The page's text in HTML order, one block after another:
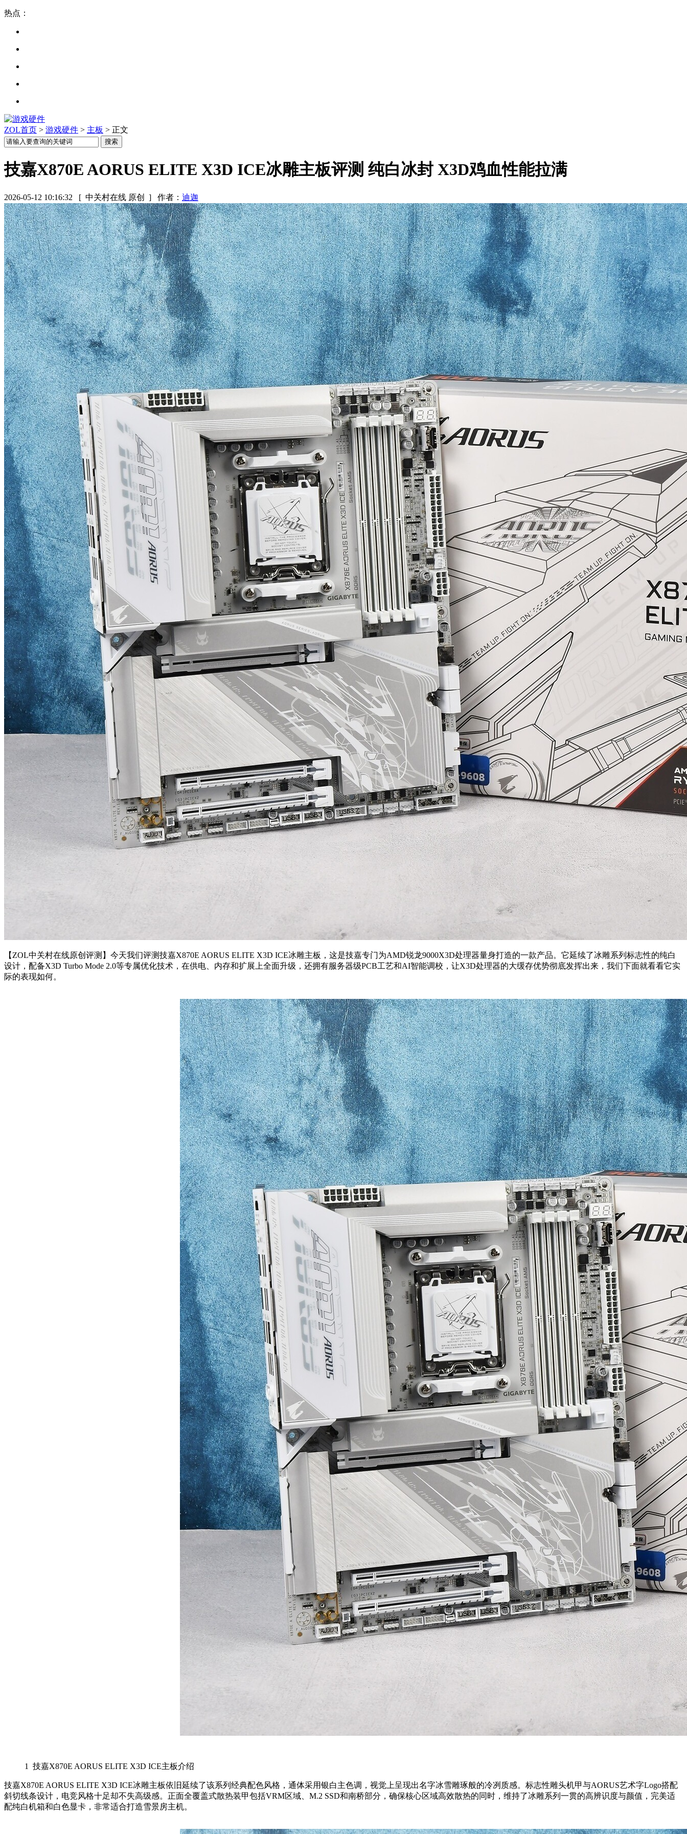
热点：
ZOL首页 > 游戏硬件 > 主板 > 正文
技嘉X870E AORUS ELITE X3D ICE冰雕主板评测 纯白冰封 X3D鸡血性能拉满
2026-05-12 10:16:32 [ 中关村在线 原创 ] 作者： 迪迦
【ZOL中关村在线原创评测】今天我们评测技嘉X870E AORUS ELITE X3D ICE冰雕主板，这是技嘉专门为AMD锐龙9000X3D处理器量身打造的一款产品。它延续了冰雕系列标志性的纯白
设计，配备X3D Turbo Mode 2.0等专属优化技术，在供电、内存和扩展上全面升级，还拥有服务器级PCB工艺和AI智能调校，让X3D处理器的大缓存优势彻底发挥出来，我们下面就看看它实
际的表现如何。
1 技嘉X870E AORUS ELITE X3D ICE主板介绍
技嘉X870E AORUS ELITE X3D ICE冰雕主板依旧延续了该系列经典配色风格，通体采用银白主色调，视觉上呈现出名字冰雪雕琢般的冷冽质感。标志性雕头机甲与AORUS艺术字Logo搭配
斜切线条设计，电竞风格十足却不失高级感。正面全覆盖式散热装甲包括VRM区域、M.2 SSD和南桥部分，确保核心区域高效散热的同时，维持了冰雕系列一贯的高辨识度与颜值，完美适
配纯白机箱和白色显卡，非常适合打造雪景房主机。